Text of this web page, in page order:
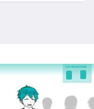
GÅ I/UR FULLSKÄRM